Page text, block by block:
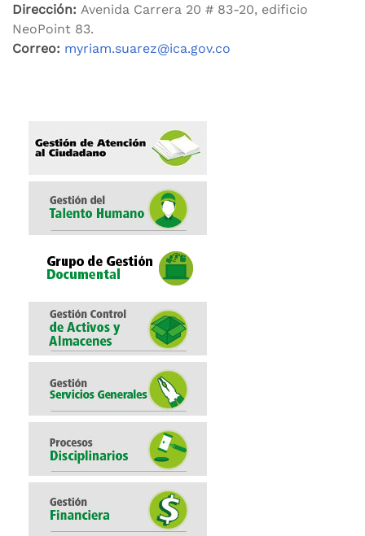
Dirección: Avenida Carrera 20 # 83-20, edificio
NeoPoint 83.
Correo: myriam.suarez@ica.gov.co